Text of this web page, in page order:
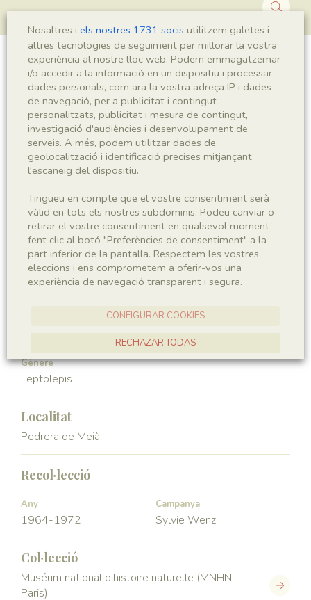
Leptolepis sp.
Sigla
MSE 265 a-b
Regne
Animalia
Phyllum
Chordata
Subphyllum
Vertebrata
Classe
Actinopterygii
Familia
Génere
Leptolepis
Localitat
Pedrera de Meià
Recol·lecció
Any
1964-1972
Campanya
Sylvie Wenz
Col·lecció
Muséum national d’histoire naturelle (MNHN
Paris)
Nosaltres i els nostres 1731 socis utilitzem galetes i
altres tecnologies de seguiment per millorar la vostra
experiència al nostre lloc web. Podem emmagatzemar
i/o accedir a la informació en un dispositiu i processar
dades personals, com ara la vostra adreça IP i dades
de navegació, per a publicitat i contingut
personalitzats, publicitat i mesura de contingut,
investigació d'audiències i desenvolupament de
serveis. A més, podem utilitzar dades de
geolocalització i identificació precises mitjançant
l'escaneig del dispositiu.
Tingueu en compte que el vostre consentiment serà
vàlid en tots els nostres subdominis. Podeu canviar o
retirar el vostre consentiment en qualsevol moment
fent clic al botó "Preferències de consentiment" a la
part inferior de la pantalla. Respectem les vostres
eleccions i ens comprometem a oferir-vos una
experiència de navegació transparent i segura.
CONFIGURAR COOKIES
RECHAZAR TODAS
ACCEPTAR TOTES